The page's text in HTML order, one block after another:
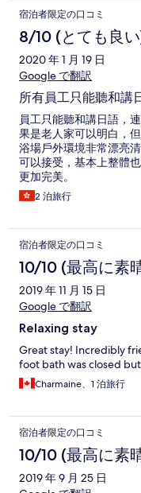
宿泊者限定の口コミ
8/10 (とても良
2020 年 1 月 19 日
Google で翻訳
所有員工只能聽和講
員工只能聽和講日語，
果是老人家可以明白，
浴場戶外環境非常漂亮
可以接受，基本上整體
更加完美。
2 泊旅行
宿泊者限定の口コミ
10/10 (最高に素
2019 年 11 月 15 日
Google で翻訳
Relaxing stay
Great stay! Incredibly
foot bath was closed
Charmaine、1 泊旅行
宿泊者限定の口コミ
10/10 (最高に素
2019 年 9 月 25 日